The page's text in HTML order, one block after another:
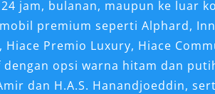
jam, bulanan, maupun ke luar
premium seperti Alphard,
Premio Luxury, Hiace
dengan opsi warna hitam dan
dan H.A.S. Hanandjoeddin,